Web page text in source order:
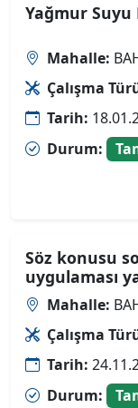
Yağmur Suyu
Mahalle:
Çalışma
Tarih:
Durum:
Söz konusu
uygulaması
Mahalle:
Çalışma
Tarih:
Durum: